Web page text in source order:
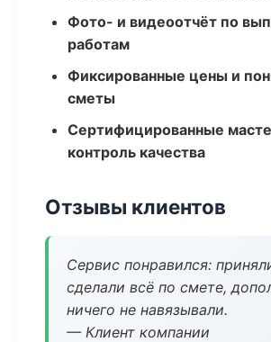
Фото- и видеоотчёт по
работам
Фиксированные цены и
сметы
Сертифицированные
контроль качества
Отзывы клиентов
Сервис понравился:
сделали всё по смете,
ничего не навязывали.
— Клиент компании